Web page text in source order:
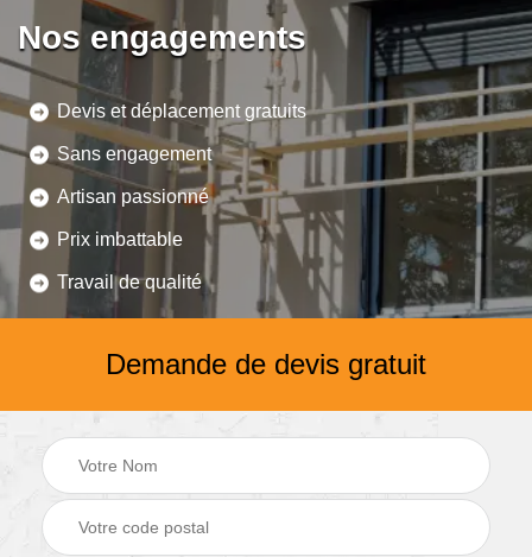
Nos engagements
Devis et déplacement gratuits
Sans engagement
Artisan passionné
Prix imbattable
Travail de qualité
Demande de devis gratuit